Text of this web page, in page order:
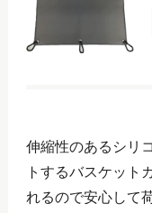
伸縮性のあるシリ
トするバスケット
れるので安心して